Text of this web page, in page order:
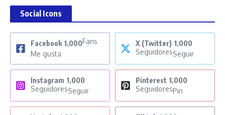
Social Icons
Facebook 1,000Fans
Me gusta
X (Twitter) 1,000
SeguidoresSeguir
Instagram 1,000
SeguidoresSeguir
Pinterest 1,000
SeguidoresPin